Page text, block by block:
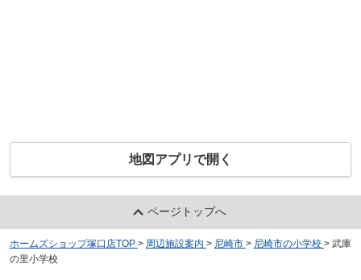
地図アプリで開く
ページトップへ
ホームズショップ塚口店TOP > 周辺施設案内 > 尼崎市 > 尼崎市の小学校 > 武庫
の里小学校